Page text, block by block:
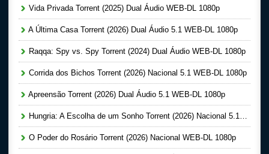
Vida Privada Torrent (2025) Dual Áudio WEB-DL 1080p
A Última Casa Torrent (2026) Dual Áudio 5.1 WEB-DL 1080p
Raqqa: Spy vs. Spy Torrent (2024) Dual Áudio WEB-DL 1080p
Corrida dos Bichos Torrent (2026) Nacional 5.1 WEB-DL 1080p
Apreensão Torrent (2026) Dual Áudio 5.1 WEB-DL 1080p
Hungria: A Escolha de um Sonho Torrent (2026) Nacional 5.1 WEB-DL 1080p
O Poder do Rosário Torrent (2026) Nacional WEB-DL 1080p